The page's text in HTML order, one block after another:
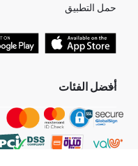
حمل التطبيق
أفضل الفئات
جميع متاجرنا
هدايا عيد الحب
البلوفر النسائية
بلوفر رجالي